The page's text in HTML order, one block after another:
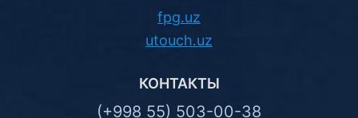
fpg.uz
utouch.uz
КОНТАКТЫ
(+998 55) 503-00-38